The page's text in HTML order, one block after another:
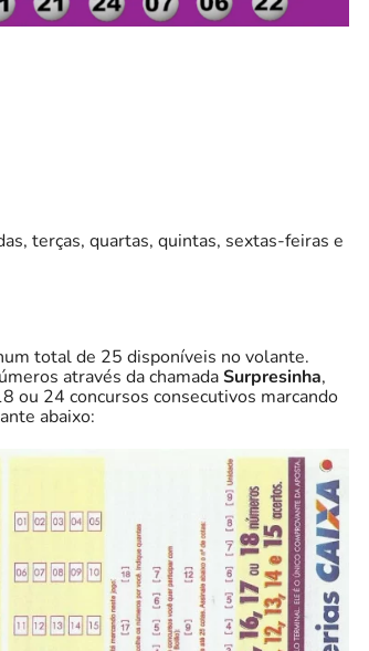
terças, quartas, quintas, sextas-feiras e
total de 25 disponíveis no volante.
através da chamadaSurpresinha,
ou 24 concursos consecutivos marcando
abaixo: